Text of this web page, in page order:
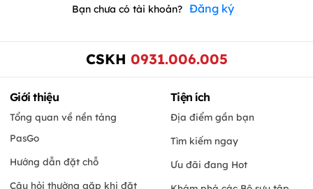
Bạn chưa có tài khoản? Đăng ký
CSKH 0931.006.005
Giới thiệu
Tổng quan về nền tảng
PasGo
Hướng dẫn đặt chỗ
Câu hỏi thường gặp khi đặt
Tiện ích
Địa điểm gần bạn
Tìm kiếm ngay
Ưu đãi đang Hot